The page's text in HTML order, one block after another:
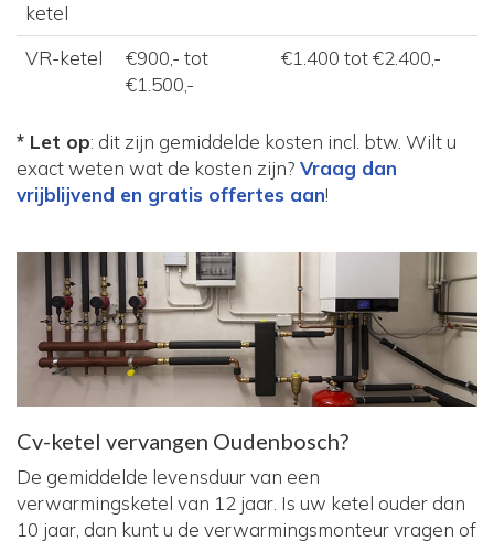
ketel
VR-ketel
€900,- tot
€1.500,-
€1.400 tot €2.400,-
* Let op: dit zijn gemiddelde kosten incl. btw. Wilt u
exact weten wat de kosten zijn? Vraag dan
vrijblijvend en gratis offertes aan!
Cv-ketel vervangen Oudenbosch?
De gemiddelde levensduur van een
verwarmingsketel van 12 jaar. Is uw ketel ouder dan
10 jaar, dan kunt u de verwarmingsmonteur vragen of